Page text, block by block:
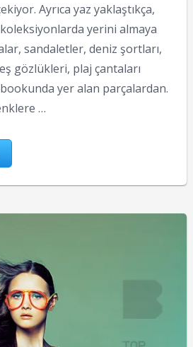
Ayrıca yaz yaklaştıkça,
yerini almaya
sandaletler, deniz şortları,
gözlükleri, plaj çantaları
yer alan parçalardan.
…